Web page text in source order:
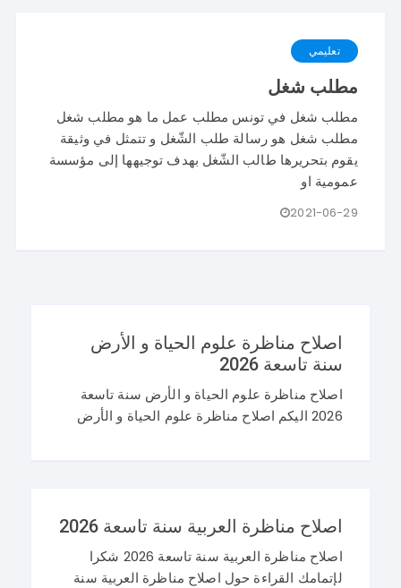
تعليمي
مطلب شغل
مطلب شغل في تونس مطلب عمل ما هو مطلب شغل
مطلب شغل هو رسالة طلب الشّغل و تتمثل في وثيقة
يقوم بتحريرها طالب الشّغل بهدف توجيهها إلى مؤسسة
عمومية او
2021-06-29
اصلاح مناظرة علوم الحياة و الأرض
سنة تاسعة 2026
اصلاح مناظرة علوم الحياة و الأرض سنة تاسعة
2026 اليكم اصلاح مناظرة علوم الحياة و الأرض
اصلاح مناظرة العربية سنة تاسعة 2026
اصلاح مناظرة العربية سنة تاسعة 2026 شكرا
لإتمامك القراءة حول اصلاح مناظرة العربية سنة